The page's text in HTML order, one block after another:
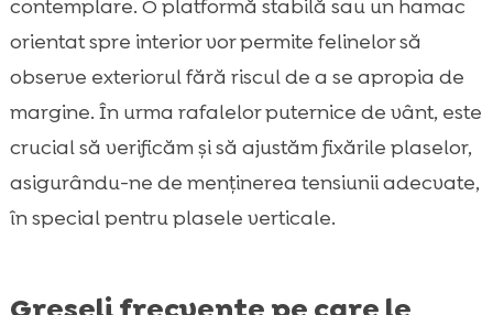
contemplare. O platformă stabilă sau un hamac
orientat spre interior vor permite felinelor să
observe exteriorul fără riscul de a se apropia de
margine. În urma rafalelor puternice de vânt, este
crucial să verificăm și să ajustăm fixările plaselor,
asigurându-ne de menținerea tensiunii adecvate,
în special pentru plasele verticale.